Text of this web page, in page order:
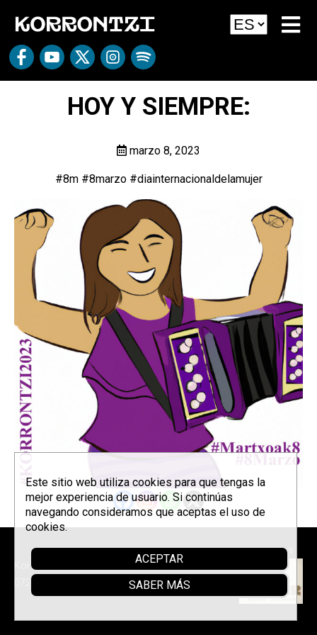
HOY Y SIEMPRE:
marzo 8, 2023
#8m #8marzo #diainternacionaldelamujer
Korrontzi © 2026 - Tel. (+34) 618
072 076 -
Política de privacidad
Patrocina
Este sitio web utiliza cookies para que tengas la
mejor experiencia de usuario. Si continúas
navegando consideramos que aceptas el uso de
cookies.
ACEPTAR
SABER MÁS